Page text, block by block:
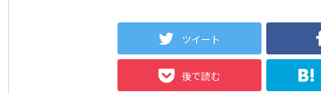
ツイート
後で読む